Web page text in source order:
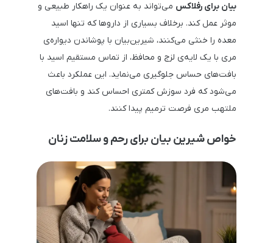
بیان برای رفلاکس می‌تواند به عنوان یک راهکار طبیعی و
موثر عمل کند. برخلاف بسیاری از داروها که تنها اسید
معده را خنثی می‌کنند، شیرین‌بیان با پوشاندن دیواره‌ی
مری با یک لایه‌ی لزج و محافظ، از تماس مستقیم اسید با
بافت‌های حساس جلوگیری می‌نماید. این عملکرد باعث
می‌شود که فرد سوزش کمتری احساس کند و بافت‌های
ملتهب مری فرصت ترمیم پیدا کنند.
خواص شیرین بیان برای رحم و سلامت زنان